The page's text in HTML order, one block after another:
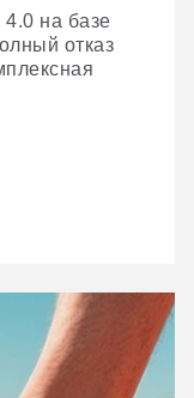
на базе
отказ
с
как